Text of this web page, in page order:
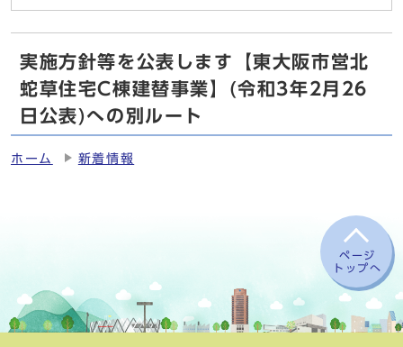
実施方針等を公表します【東大阪市営北
蛇草住宅C棟建替事業】(令和3年2月26
日公表)への別ルート
ホーム 新着情報
ページ
トップへ